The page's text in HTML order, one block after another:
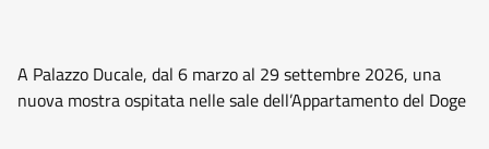
A Palazzo Ducale, dal 6 marzo al 29 settembre 2026, una
nuova mostra ospitata nelle sale dell’Appartamento del Doge